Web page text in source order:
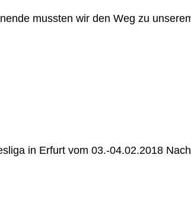
mussten wir den Weg zu
in Erfurt vom 03.-04.02.2018